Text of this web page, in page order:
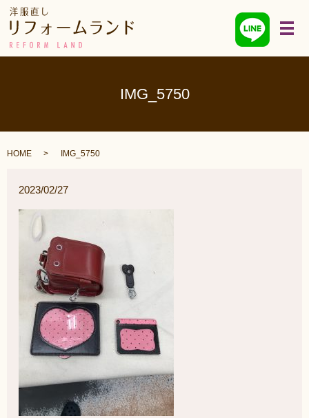
メ
IMG_5750
HOME IMG_5750
2023/02/27